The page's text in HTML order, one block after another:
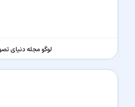
لوگو مجله دنیای